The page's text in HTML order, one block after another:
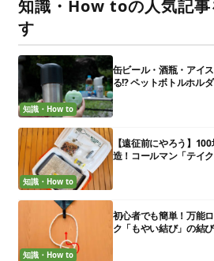
知識・How toの人気記事
す
知識・How to
缶ビール・酒瓶・アイ
る!? ペットボトルホル
ス保冷剤が夏の最強コ
知識・How to
【遠征前にやろう】
造！コールマン「テイ
い勝手を“倍の倍”にす
知識・How to
初心者でも簡単！万能
ク「もやい結び」の結